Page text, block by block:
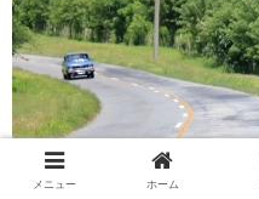
メニュー ホーム